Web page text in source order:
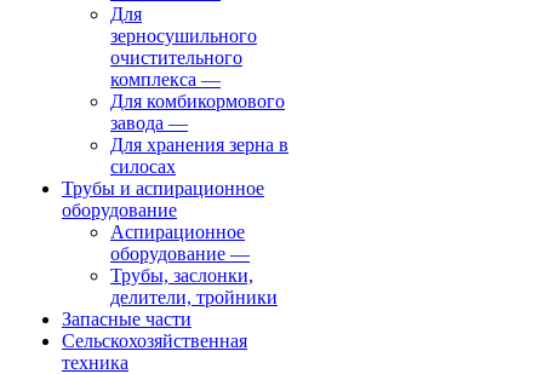
Для
зерносушильного
очистительного
комплекса —
Для комбикормового
завода —
Для хранения зерна в
силосах
Трубы и аспирационное
оборудование
Аспирационное
оборудование —
Трубы, заслонки,
делители, тройники
Запасные части
Сельскохозяйственная
техника